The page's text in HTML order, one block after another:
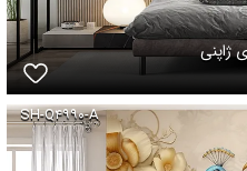
ژاپنی
SH-Q۴۹۹۰-A